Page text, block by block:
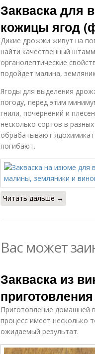
Закваска для
кожицы ягод
Дикие дрожжи живут на
найти качественный
органолептические
подойдет малина,
Ягоды для выделения
погоду, перед этим
гнили, почернений и
несколько сортов в
обрабатывают
погибают.
Читать дальше →
Вас может
Закваска из
приготовления
Приготовление домашней
процесс имеет несколько
ожидаемый результат.